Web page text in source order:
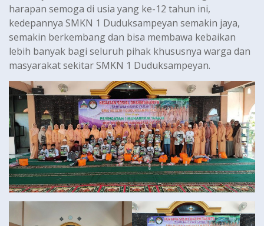
harapan semoga di usia yang ke-12 tahun ini,
kedepannya SMKN 1 Duduksampeyan semakin jaya,
semakin berkembang dan bisa membawa kebaikan
lebih banyak bagi seluruh pihak khususnya warga dan
masyarakat sekitar SMKN 1 Duduksampeyan.